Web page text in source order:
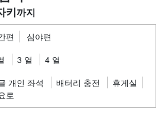
키
편
심야편
3 열 4 열
개인 좌석 배터리 충전
휴게실
로